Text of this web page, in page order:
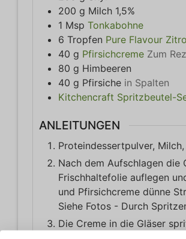
200 g Milch 1,5%
1 Msp Tonkabohne
6 Tropfen Pure Flavour
40 g Pfirsichcreme Zum
80 g Himbeeren
40 g Pfirsiche in Spalten
Kitchencraft Spritzbeutel-
ANLEITUNGEN
Proteindessertpulver,
Nach dem Aufschlagen die
Frischhaltefolie auflegen
und Pfirsichcreme dünne
Siehe Fotos - Durch
Die Creme in die Gläser